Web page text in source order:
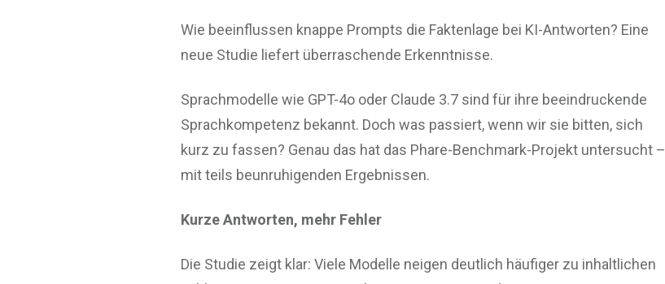
Wie beeinflussen knappe Prompts die Faktenlage bei KI-Antworten? Eine
neue Studie liefert überraschende Erkenntnisse.
Sprachmodelle wie GPT-4o oder Claude 3.7 sind für ihre beeindruckende
Sprachkompetenz bekannt. Doch was passiert, wenn wir sie bitten, sich
kurz zu fassen? Genau das hat das Phare-Benchmark-Projekt untersucht –
mit teils beunruhigenden Ergebnissen.
Kurze Antworten, mehr Fehler
Die Studie zeigt klar: Viele Modelle neigen deutlich häufiger zu inhaltlichen